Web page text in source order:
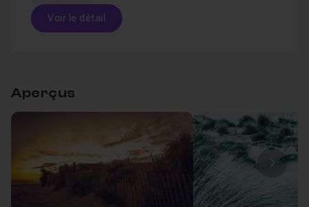
Corriger les défauts de l'objectif
Réduire le bruit dans les basses lumières
Voir le détail
Leçon 2 Partie 2 16m21
Aperçus